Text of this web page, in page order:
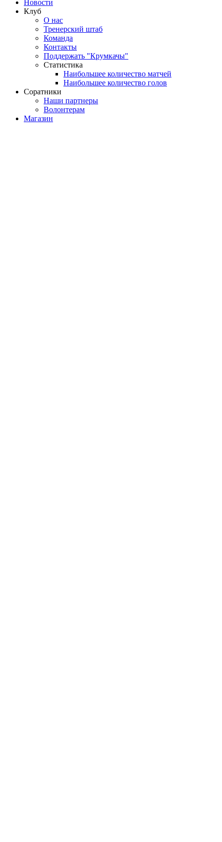
Новости
Клуб
О нас
Тренерский штаб
Команда
Контакты
Поддержать "Крумкачы"
Статистика
Наибольшее количество матчей
Наибольшее количество голов
Соратники
Наши партнеры
Волонтерам
Магазин